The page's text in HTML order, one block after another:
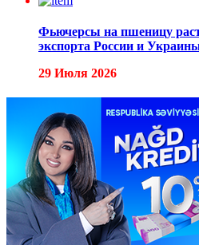
Фьючерсы на пшеницу
экспорта России и
29 Июля 2026